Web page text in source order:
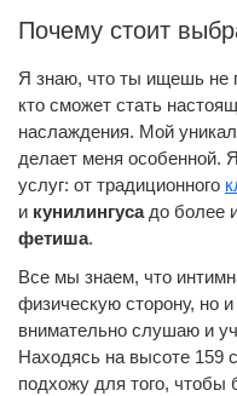
Почему стоит
Я знаю, что ты ищешь не
кто сможет стать
наслаждения. Мой
делает меня особенной.
услуг: от традиционного
и кунилингусадо более
фетиша.
Все мы знаем, что
физическую сторону, но
внимательно слушаю и
Находясь на высоте 159
подхожу для того, чтобы